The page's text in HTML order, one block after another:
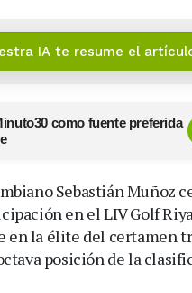
IA te resume el
como fuente preferida
Sebastián Muñoz
en el LIV Golf
en la élite del certamen
posición de la